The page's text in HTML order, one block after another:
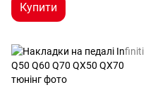
Купити